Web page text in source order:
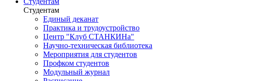
Студентам
Единый деканат
Практика и трудоустройство
Центр "Клуб СТАНКИНа"
Научно-техническая библиотека
Мероприятия для студентов
Профком студентов
Модульный журнал